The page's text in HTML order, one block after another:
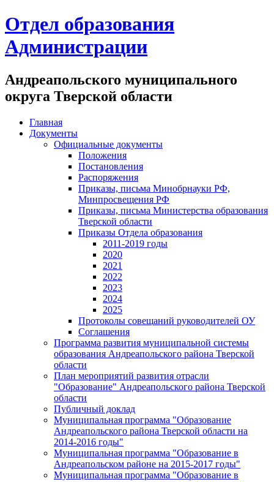
Отдел образования
Администрации
Андреапольского муниципального
округа Тверской области
Главная
Документы
Официальные документы
Положения
Постановления
Распоряжения
Приказы, письма Минобрнауки РФ,
Минпросвещения РФ
Приказы, письма Министерства образования
Тверской области
Приказы Отдела образования
2011-2019 годы
2020
2021
2022
2023
2024
2025
Протоколы совещаний руководителей ОУ
Соглашения
Программа развития муниципальной системы
образования Андреапольского района Тверской
области
План мероприятий развития отрасли
"Образование" Андреапольского района Тверской
области
Публичный доклад
Муниципальная программа "Образование
Андреапольского района Тверской области на
2014-2016 годы"
Муниципальная программа "Образование в
Андреапольском районе на 2015-2017 годы"
Муниципальная программа "Образование в